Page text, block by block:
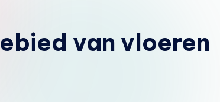
van vloeren